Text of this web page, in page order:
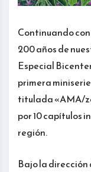
Continuando
200 años de
Especial
primera
titulada «AMA/
por 10 capítulos
región.
Bajo la